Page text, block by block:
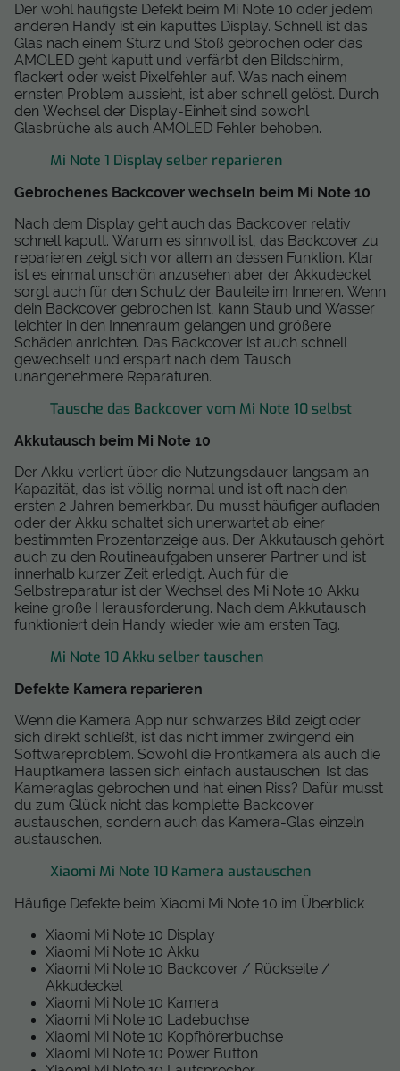
Der wohl häufigste Defekt beim Mi Note 10 oder jedem
anderen Handy ist ein kaputtes Display. Schnell ist das
Glas nach einem Sturz und Stoß gebrochen oder das
AMOLED geht kaputt und verfärbt den Bildschirm,
flackert oder weist Pixelfehler auf. Was nach einem
ernsten Problem aussieht, ist aber schnell gelöst. Durch
den Wechsel der Display-Einheit sind sowohl
Glasbrüche als auch AMOLED Fehler behoben.
Mi Note 1 Display selber reparieren
Gebrochenes Backcover wechseln beim Mi Note 10
Nach dem Display geht auch das Backcover relativ
schnell kaputt. Warum es sinnvoll ist, das Backcover zu
reparieren zeigt sich vor allem an dessen Funktion. Klar
ist es einmal unschön anzusehen aber der Akkudeckel
sorgt auch für den Schutz der Bauteile im Inneren. Wenn
dein Backcover gebrochen ist, kann Staub und Wasser
leichter in den Innenraum gelangen und größere
Schäden anrichten. Das Backcover ist auch schnell
gewechselt und erspart nach dem Tausch
unangenehmere Reparaturen.
Tausche das Backcover vom Mi Note 10 selbst
Akkutausch beim Mi Note 10
Der Akku verliert über die Nutzungsdauer langsam an
Kapazität, das ist völlig normal und ist oft nach den
ersten 2 Jahren bemerkbar. Du musst häufiger aufladen
oder der Akku schaltet sich unerwartet ab einer
bestimmten Prozentanzeige aus. Der Akkutausch gehört
auch zu den Routineaufgaben unserer Partner und ist
innerhalb kurzer Zeit erledigt. Auch für die
Selbstreparatur ist der Wechsel des Mi Note 10 Akku
keine große Herausforderung. Nach dem Akkutausch
funktioniert dein Handy wieder wie am ersten Tag.
Mi Note 10 Akku selber tauschen
Defekte Kamera reparieren
Wenn die Kamera App nur schwarzes Bild zeigt oder
sich direkt schließt, ist das nicht immer zwingend ein
Softwareproblem. Sowohl die Frontkamera als auch die
Hauptkamera lassen sich einfach austauschen. Ist das
Kameraglas gebrochen und hat einen Riss? Dafür musst
du zum Glück nicht das komplette Backcover
austauschen, sondern auch das Kamera-Glas einzeln
austauschen.
Xiaomi Mi Note 10 Kamera austauschen
Häufige Defekte beim Xiaomi Mi Note 10 im Überblick
Xiaomi Mi Note 10 Display
Xiaomi Mi Note 10 Akku
Xiaomi Mi Note 10 Backcover / Rückseite /
Akkudeckel
Xiaomi Mi Note 10 Kamera
Xiaomi Mi Note 10 Ladebuchse
Xiaomi Mi Note 10 Kopfhörerbuchse
Xiaomi Mi Note 10 Power Button